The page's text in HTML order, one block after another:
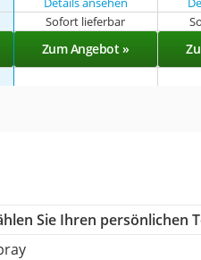
Sofort lieferbar
Zum Angebot »
Sie Ihren persönlichen